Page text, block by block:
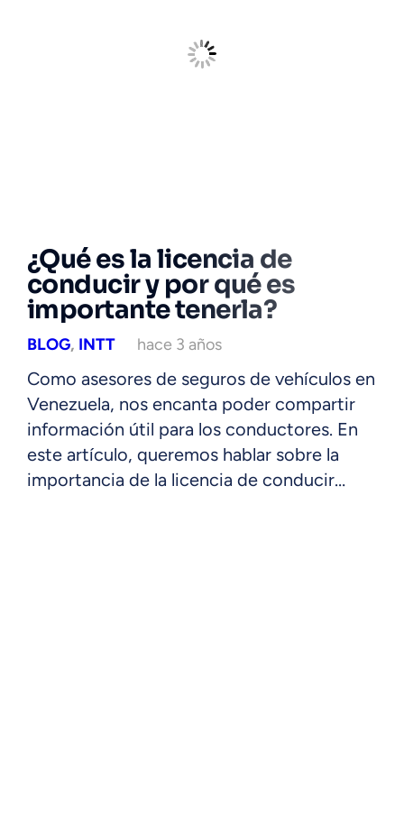
¿Qué es la licencia de
conducir y por qué es
importante tenerla?
BLOG, INTT hace 3 años
Como asesores de seguros de vehículos en
Venezuela, nos encanta poder compartir
información útil para los conductores. En
este artículo, queremos hablar sobre la
importancia de la licencia de conducir…